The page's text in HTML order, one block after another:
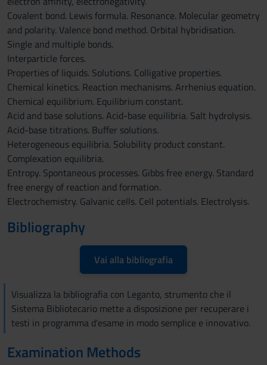
Covalent bond. Lewis formula. Resonance. Molecular geometry
and polarity. Valence bond method. Orbital hybridisation.
Single and multiple bonds.
Interparticle forces.
Properties of liquids. Solutions. Colligative properties.
Chemical kinetics. Reaction mechanisms. Arrhenius equation.
Chemical equilibrium. Equilibrium constant.
Acid and base solutions. Acid-base equilibria. Salt hydrolysis.
Acid-base titrations. Buffer solutions.
Heterogeneous equilibria. Solubility product constant.
Complexation equilibria.
Entropy. Spontaneous processes. Gibbs free energy. Standard
free energy of reaction and formation.
Electrochemistry. Galvanic cells. Cell potentials. Electrolysis.
Bibliography
Vai alla bibliografia
Visualizza la bibliografia con Leganto, strumento che il
Sistema Bibliotecario mette a disposizione per recuperare i
testi in programma d'esame in modo semplice e innovativo.
Examination Methods